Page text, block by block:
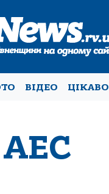
ВІДЕО ЦІКАВО